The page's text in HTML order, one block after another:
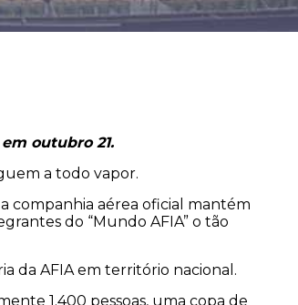
outubro 21.
a todo vapor.
companhia aérea oficial mantém
do “Mundo AFIA” o tão
da AFIA em território nacional.
1.400 pessoas, uma copa de